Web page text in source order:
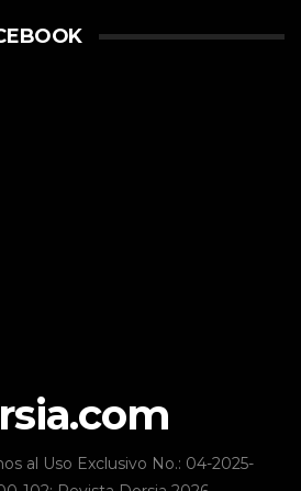
al Uso Exclusivo No.: 04-2025-